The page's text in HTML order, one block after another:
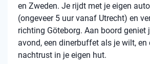
en Zweden. Je rijdt met je eigen
(ongeveer 5 uur vanaf Utrecht) en
richting Göteborg. Aan boord geniet
avond, een dinerbuffet als je wilt, en
nachtrust in je eigen hut.